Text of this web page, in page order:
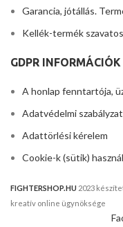
Garancia, jótállás.
Kellék-termék
GDPR INFORMÁCIÓK
A honlap fenntartója,
Adatvédelmi
Adattörlési kérelem
Cookie-k (sütik)
FIGHTERSHOP.HU 2023
kreatív online ügynöksége